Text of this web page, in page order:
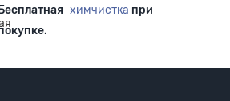
Бесплатная химчистка при